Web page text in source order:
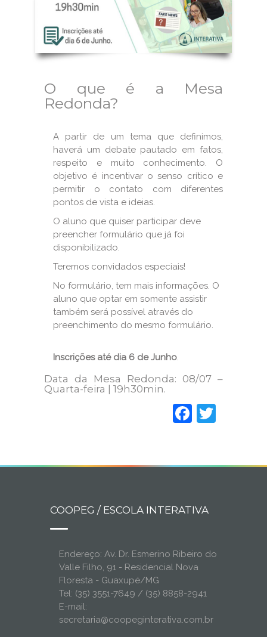
O que é a Mesa
Redonda?
A partir de um tema que definimos,
haverá um debate pautado em fatos,
respeito e muito conhecimento. O
objetivo é incentivar o senso crítico e
permitir o contato com diferentes
pontos de vista e ideias.
O aluno que quiser participar deve
preencher formulário que já foi
disponibilizado.
Teremos convidados especiais!
No formulário, tem mais informações. O
aluno que optar em somente assistir
também será possível através do
preenchimento do mesmo formulário.
Inscrições até dia 6 de Junho.
Data da Mesa Redonda: 08/07 –
Quarta-feira | 19h30min.
COOPEG / ESCOLA INTERATIVA
Endereço: Av. Dr. Esmerino Ribeiro do
Valle Filho, 91 - Residencial Nova
Floresta - Guaxupé/MG
Tel: (35) 3551-7649 / (35) 8858-2941
E-mail:
secretaria@coopeginterativa.com.br